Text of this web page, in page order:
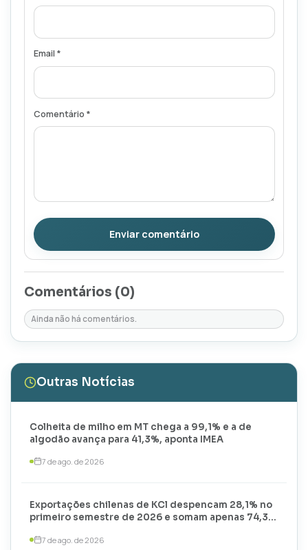
Email *
Comentário *
Enviar comentário
Comentários (0)
Ainda não há comentários.
Outras Notícias
Colheita de milho em MT chega a 99,1% e a de
algodão avança para 41,3%, aponta IMEA
7 de ago. de 2026
Exportações chilenas de KCl despencam 28,1% no
primeiro semestre de 2026 e somam apenas 74,3
7 de ago. de 2026